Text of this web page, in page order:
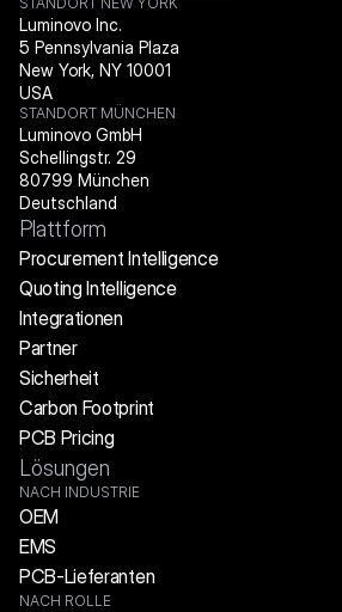
Luminovo Inc.
5 Pennsylvania Plaza
New York, NY 10001
USA
STANDORT MÜNCHEN
Luminovo GmbH
Schellingstr. 29
80799 München
Deutschland
Plattform
Procurement Intelligence
Quoting Intelligence
Integrationen
Partner
Sicherheit
Carbon Footprint
PCB Pricing
Lösungen
NACH INDUSTRIE
OEM
EMS
PCB-Lieferanten
NACH ROLLE